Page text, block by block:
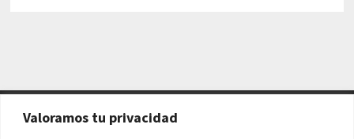
Valoramos tu privacidad